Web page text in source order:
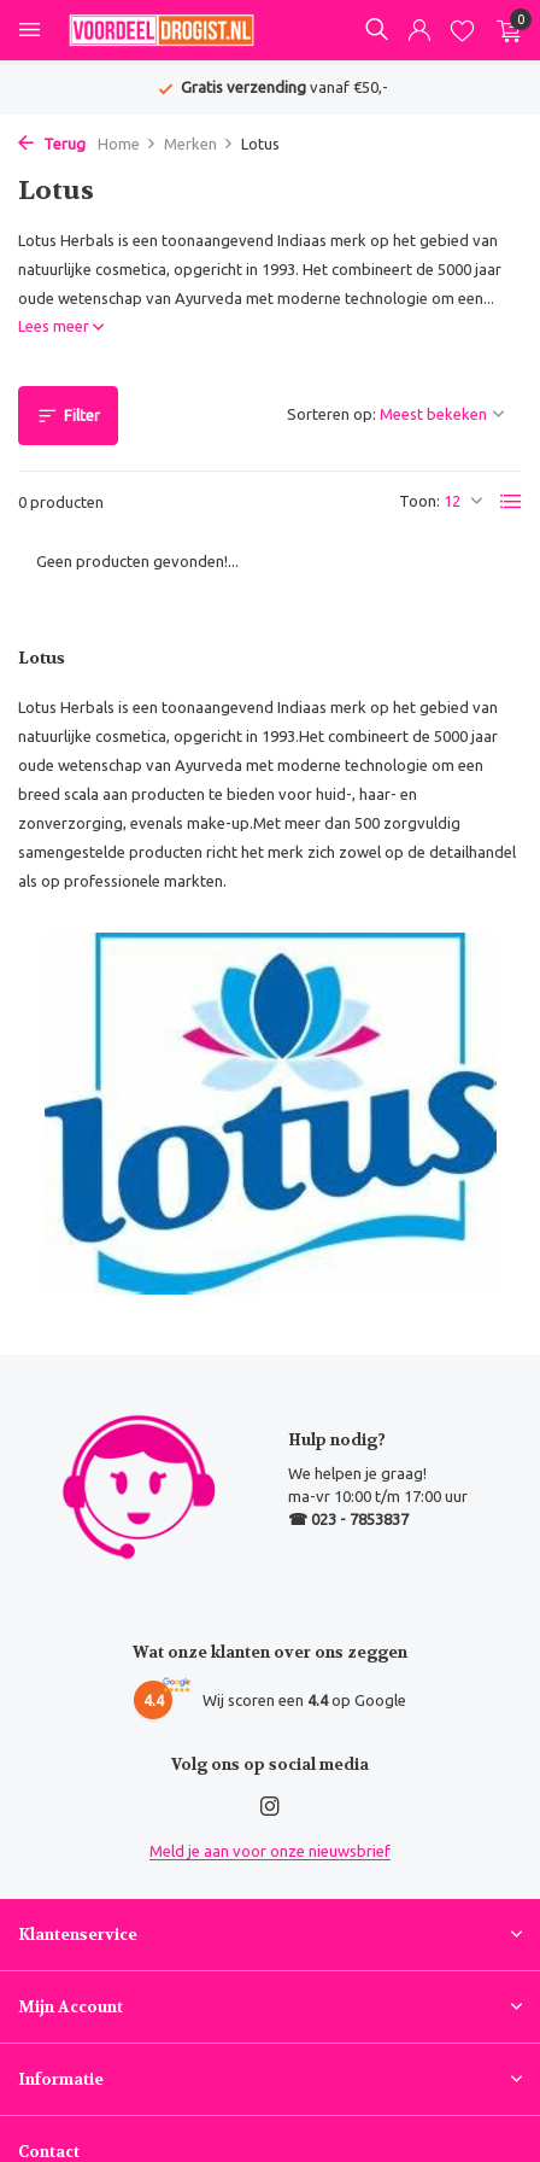
0
Gratis verzendingvanaf €50,-
Terug Home Merken Lotus
Lotus
Lotus Herbals is een toonaangevend Indiaas merk op het gebied van
natuurlijke cosmetica, opgericht in 1993. Het combineert de 5000 jaar
oude wetenschap van Ayurveda met moderne technologie om een...
Lees meer
Filter
0 producten Toon:
Sorteren op:
Geen producten gevonden!...
Lotus
Lotus Herbals is een toonaangevend Indiaas merk op het gebied van
natuurlijke cosmetica, opgericht in 1993.Het combineert de 5000 jaar
oude wetenschap van Ayurveda met moderne technologie om een
breed scala aan producten te bieden voor huid-, haar- en
zonverzorging, evenals make-up.Met meer dan 500 zorgvuldig
samengestelde producten richt het merk zich zowel op de detailhandel
als op professionele markten.
Hulp nodig?
We helpen je graag!
ma-vr 10:00 t/m 17:00 uur
☎ 023 - 7853837
Wat onze klanten over ons zeggen
4.4 Wij scoren een 4.4op Google
Volg ons op social media
Meld je aan voor onze nieuwsbrief
Klantenservice
Mijn Account
Informatie
Contact